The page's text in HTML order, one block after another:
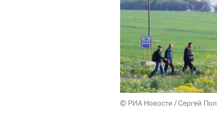
© РИА Новости / Сергей